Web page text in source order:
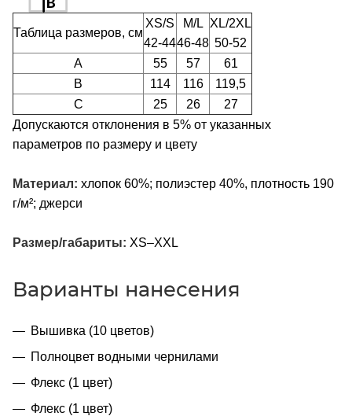
Таблица размеров, см
XS/S
42-44
M/L
46-48
XL/2XL
50-52
A
55 57
61
B
114 116
119,5
C
25 26
27
Допускаются отклонения в 5% от указанных
параметров по размеру и цвету
Материал: хлопок 60%; полиэстер 40%, плотность 190
г/м²; джерси
Размер/габариты: XS–XXL
Варианты нанесения
Вышивка (10 цветов)
Полноцвет водными чернилами
Флекс (1 цвет)
Флекс (1 цвет)